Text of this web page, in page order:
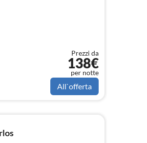
Prezzi da
138€
per notte
All`offerta